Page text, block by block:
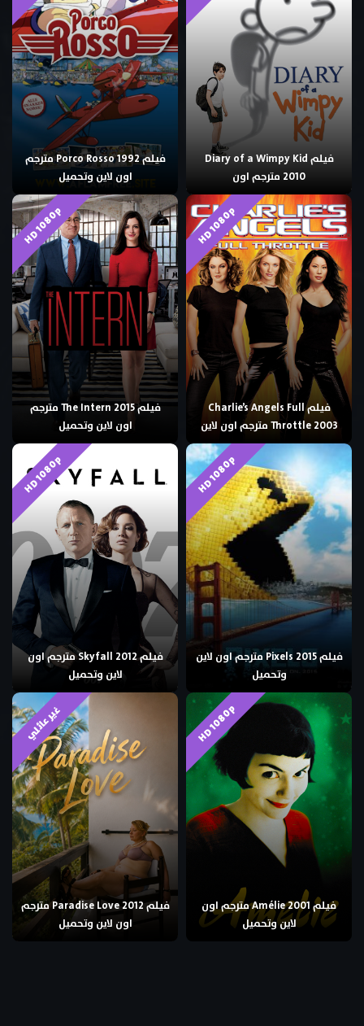
فيلم Diary of a Wimpy Kid
2010 مترجم اون
فيلم Porco Rosso 1992 مترجم
اون لاين وتحميل
HD 1080p
فيلم Charlie’s Angels Full
Throttle 2003 مترجم اون لاين
HD 1080p
فيلم The Intern 2015 مترجم
اون لاين وتحميل
HD 1080p
فيلم Pixels 2015 مترجم اون لاين
وتحميل
HD 1080p
فيلم Skyfall 2012 مترجم اون
لاين وتحميل
HD 1080p
فيلم Amélie 2001 مترجم اون
لاين وتحميل
غير عائلي
فيلم Paradise Love 2012 مترجم
اون لاين وتحميل